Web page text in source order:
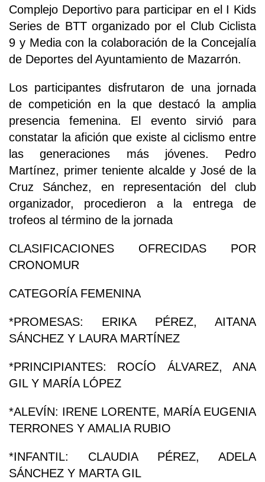
Complejo Deportivo para participar en el I Kids
Series de BTT organizado por el Club Ciclista
9 y Media con la colaboración de la Concejalía
de Deportes del Ayuntamiento de Mazarrón.
Los participantes disfrutaron de una jornada
de competición en la que destacó la amplia
presencia femenina. El evento sirvió para
constatar la afición que existe al ciclismo entre
las generaciones más jóvenes. Pedro
Martínez, primer teniente alcalde y José de la
Cruz Sánchez, en representación del club
organizador, procedieron a la entrega de
trofeos al término de la jornada
CLASIFICACIONES OFRECIDAS POR
CRONOMUR
CATEGORÍA FEMENINA
*PROMESAS: ERIKA PÉREZ, AITANA
SÁNCHEZ Y LAURA MARTÍNEZ
*PRINCIPIANTES: ROCÍO ÁLVAREZ, ANA
GIL Y MARÍA LÓPEZ
*ALEVÍN: IRENE LORENTE, MARÍA EUGENIA
TERRONES Y AMALIA RUBIO
*INFANTIL: CLAUDIA PÉREZ, ADELA
SÁNCHEZ Y MARTA GIL